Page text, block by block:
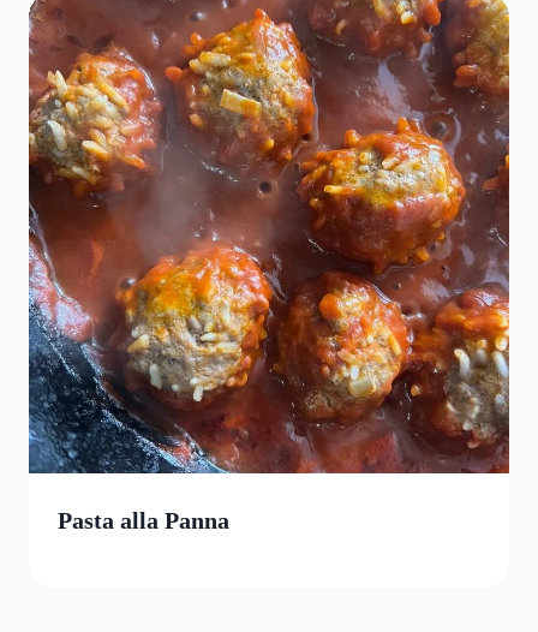
Pasta alla Panna